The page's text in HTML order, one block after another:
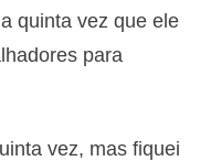
quinta vez que ele
para
vez, mas fiquei